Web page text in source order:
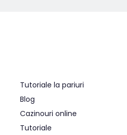
Tutoriale la pariuri
Blog
Cazinouri online
Tutoriale